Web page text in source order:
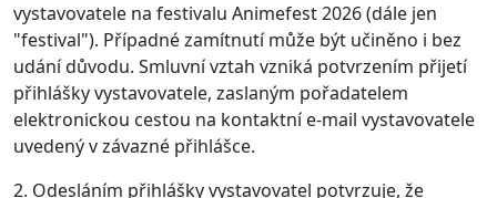
vystavovatele na festivalu Animefest 2026 (dále jen
"festival"). Případné zamítnutí může být učiněno i bez
udání důvodu. Smluvní vztah vzniká potvrzením přijetí
přihlášky vystavovatele, zaslaným pořadatelem
elektronickou cestou na kontaktní e-mail vystavovatele
uvedený v závazné přihlášce.
2. Odesláním přihlášky vystavovatel potvrzuje, že